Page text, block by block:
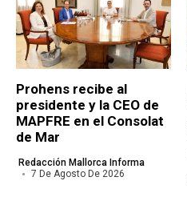
Prohens recibe al
presidente y la CEO de
MAPFRE en el Consolat
de Mar
Redacción Mallorca Informa
7 De Agosto De 2026